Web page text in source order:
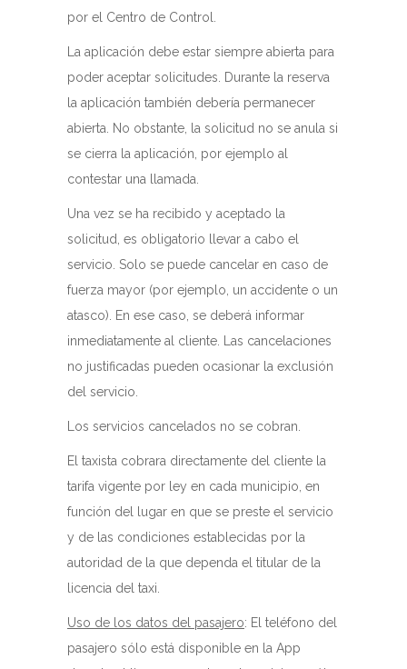
por el Centro de Control.
La aplicación debe estar siempre abierta para
poder aceptar solicitudes. Durante la reserva
la aplicación también debería permanecer
abierta. No obstante, la solicitud no se anula si
se cierra la aplicación, por ejemplo al
contestar una llamada.
Una vez se ha recibido y aceptado la
solicitud, es obligatorio llevar a cabo el
servicio. Solo se puede cancelar en caso de
fuerza mayor (por ejemplo, un accidente o un
atasco). En ese caso, se deberá informar
inmediatamente al cliente. Las cancelaciones
no justificadas pueden ocasionar la exclusión
del servicio.
Los servicios cancelados no se cobran.
El taxista cobrara directamente del cliente la
tarifa vigente por ley en cada municipio, en
función del lugar en que se preste el servicio
y de las condiciones establecidas por la
autoridad de la que dependa el titular de la
licencia del taxi.
Uso de los datos del pasajero: El teléfono del
pasajero sólo está disponible en la App